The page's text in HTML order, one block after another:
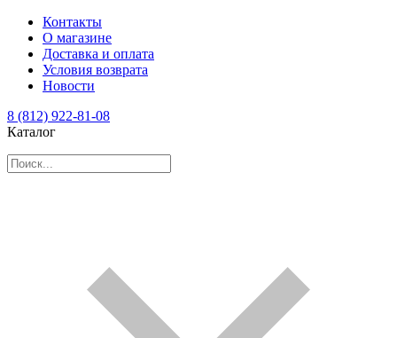
Контакты
О магазине
Доставка и оплата
Условия возврата
Новости
8 (812) 922-81-08
Каталог